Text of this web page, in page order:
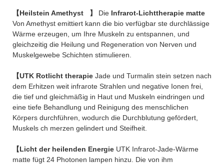
【Heilstein Amethyst 】 Die Infrarot-Lichttherapie matte
Von Amethyst emittiert kann die bio verfügbar ste durchlässige
Wärme erzeugen, um Ihre Muskeln zu entspannen, und
gleichzeitig die Heilung und Regeneration von Nerven und
Muskelgewebe Schichten stimulieren.
【UTK Rotlicht therapie Jade und Turmalin stein setzen nach
dem Erhitzen weit infrarote Strahlen und negative Ionen frei,
die tief und gleichmäßig in Haut und Muskeln eindringen und
eine tiefe Behandlung und Reinigung des menschlichen
Körpers durchführen, wodurch die Durchblutung gefördert,
Muskels ch merzen gelindert und Steifheit.
【Licht der heilenden Energie UTK Infrarot-Jade-Wärme
matte fügt 24 Photonen lampen hinzu. Die von ihm